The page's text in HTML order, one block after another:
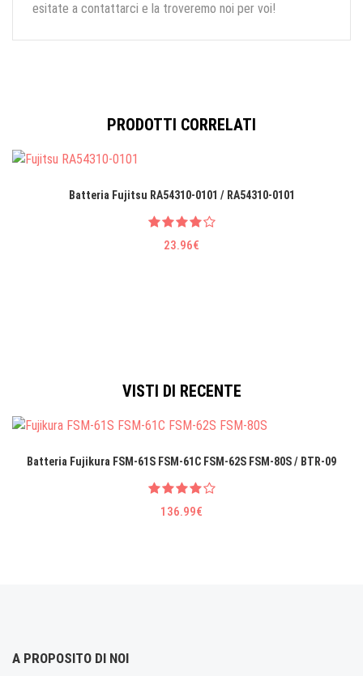
esitate a contattarci e la troveremo noi per voi!
PRODOTTI CORRELATI
Batteria Fujitsu RA54310-0101 / RA54310-0101
23.96€
VISTI DI RECENTE
Batteria Fujikura FSM-61S FSM-61C FSM-62S FSM-80S / BTR-09
136.99€
A PROPOSITO DI NOI